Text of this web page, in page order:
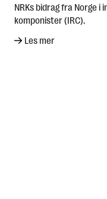
NRKs bidrag fra Norge
komponister (IRC).
Les mer